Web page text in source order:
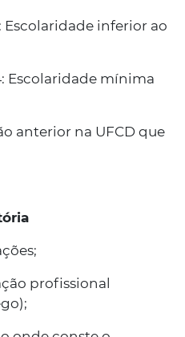
Escolaridade inferior ao
Escolaridade mínima
anterior na UFCD que
profissional